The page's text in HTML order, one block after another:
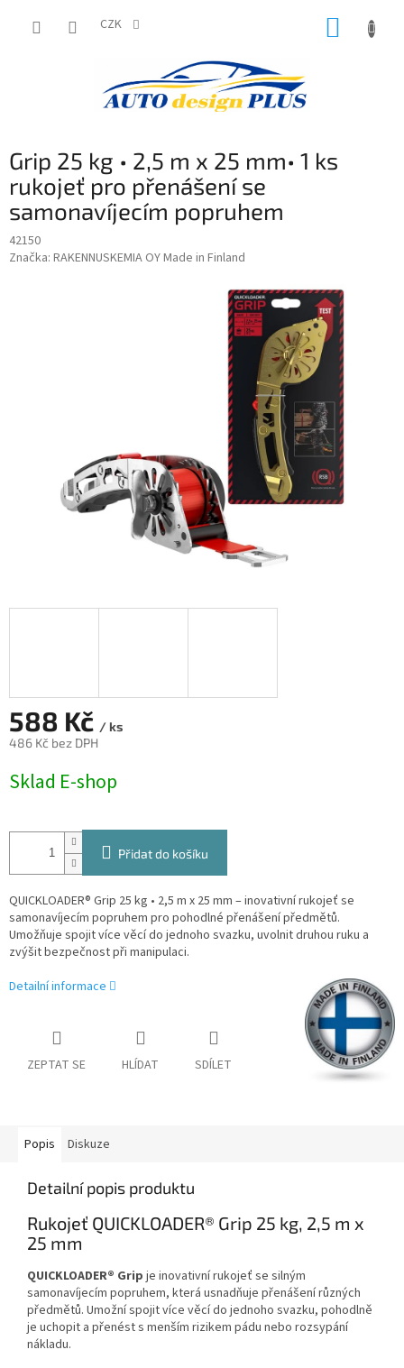
CZK
Grip 25 kg • 2,5 m x 25 mm• 1 ks
rukojeť pro přenášení se
samonavíjecím popruhem
42150
Značka: RAKENNUSKEMIA OY Made in Finland
588 Kč / ks
486 Kč bez DPH
cena:
Sklad E-shop
Přidat do košíku
QUICKLOADER® Grip 25 kg • 2,5 m x 25 mm – inovativní rukojeť se
samonavíjecím popruhem pro pohodlné přenášení předmětů.
Umožňuje spojit více věcí do jednoho svazku, uvolnit druhou ruku a
zvýšit bezpečnost při manipulaci.
Detailní informace
ZEPTAT SE HLÍDAT SDÍLET
Popis Diskuze
Detailní popis produktu
Rukojeť QUICKLOADER® Grip 25 kg, 2,5 m x
25 mm
QUICKLOADER® Grip je inovativní rukojeť se silným
samonavíjecím popruhem, která usnadňuje přenášení různých
předmětů. Umožní spojit více věcí do jednoho svazku, pohodlně
je uchopit a přenést s menším rizikem pádu nebo rozsypání
nákladu.